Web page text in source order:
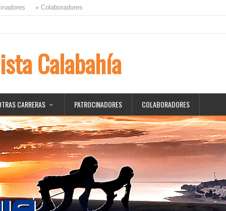
» Colaboradores
Calabahía
CARRERAS PATROCINADORES COLABORADORES